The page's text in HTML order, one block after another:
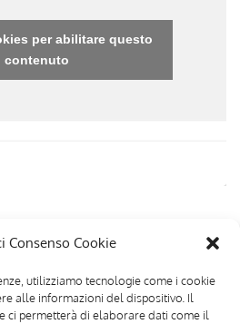
Consenso Cookie
utilizziamo tecnologie come i cookie
alle informazioni del dispositivo. Il
ci permetterà di elaborare dati come il
per abilitare questo
contenuto